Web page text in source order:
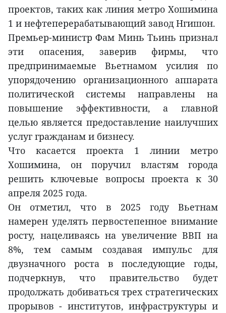
проектов, таких как линия метро Хошимина
1 и нефтеперерабатывающий завод Нгишон.
Премьер-министр Фам Минь Тьинь признал
эти опасения, заверив фирмы, что
предпринимаемые Вьетнамом усилия по
упорядочению организационного аппарата
политической системы направлены на
повышение эффективности, а главной
целью является предоставление наилучших
услуг гражданам и бизнесу.
Что касается проекта 1 линии метро
Хошимина, он поручил властям города
решить ключевые вопросы проекта к 30
апреля 2025 года.
Он отметил, что в 2025 году Вьетнам
намерен уделять первостепенное внимание
росту, нацеливаясь на увеличение ВВП на
8%, тем самым создавая импульс для
двузначного роста в последующие годы,
подчеркнув, что правительство будет
продолжать добиваться трех стратегических
прорывов - институтов, инфраструктуры и